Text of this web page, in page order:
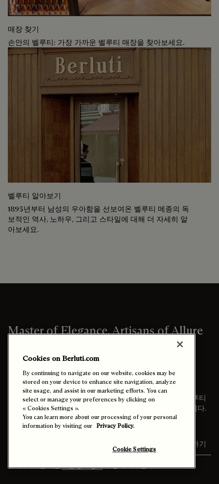
매장 찾기
손안의 벨루티: 가장 가까운 벨루티 매장을 찾아보세요.
벨루티 알아보기
1895년부터 남성의 우아함을 선보여온 벨루티 메종의 독
보적인 역사, 노하우, 그리고 스타일에 대해 더 자세히 알
아보세요.
Master of Elegance, Artisans of Allure
Berluti News
벨루티 소식과 신상품 정보를 우선적으로 받아 보시고, 벨루티
에서 제공하는 다양한 스페셜 이벤트에 참여하실 수 있습니다.
등록하기
구독서비스를 위한개인 정보 정책에 동의 해 주십시오.
Cookies on Berluti.com
By continuing to navigate on our website, cookies may be
stored on your device to enhance site navigation, analyze
site usage, and assist in our marketing efforts. You can
select or manage your preferences by clicking on
« Cookies Settings ».
You can learn more about our processing of your personal
information by visiting our Privacy Policy.
Cookie Settings